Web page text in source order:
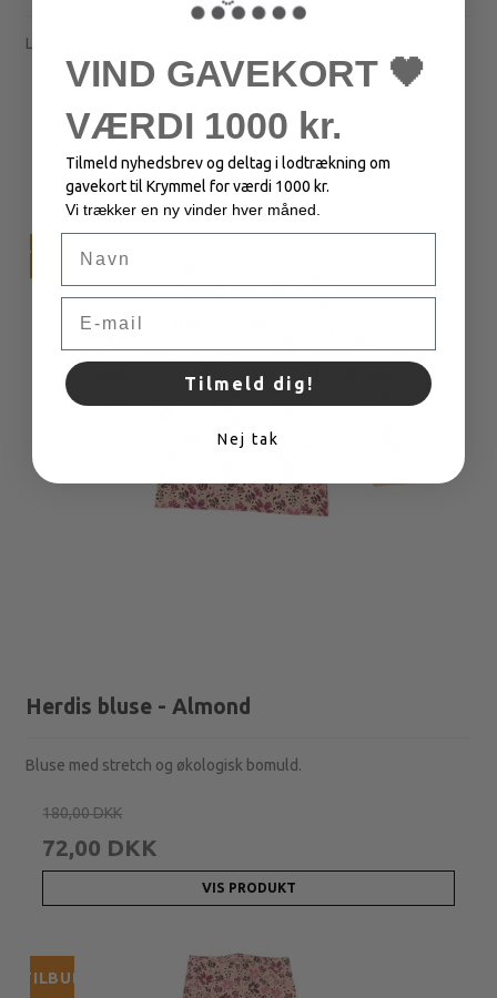
Leggings med stretch og blomsterprint.
180,00 DKK
72,00 DKK
VIS PRODUKT
TILBUD
Herdis bluse - Almond
Bluse med stretch og økologisk bomuld.
180,00 DKK
72,00 DKK
VIS PRODUKT
TILBUD
VIND GAVEKORT 🖤
VÆRDI 1000 kr.
Tilmeld nyhedsbrev og deltag i lodtrækning om
gavekort til Krymmel for værdi 1000 kr.
Vi trækker en ny vinder hver måned.
Tilmeld dig!
Nej tak